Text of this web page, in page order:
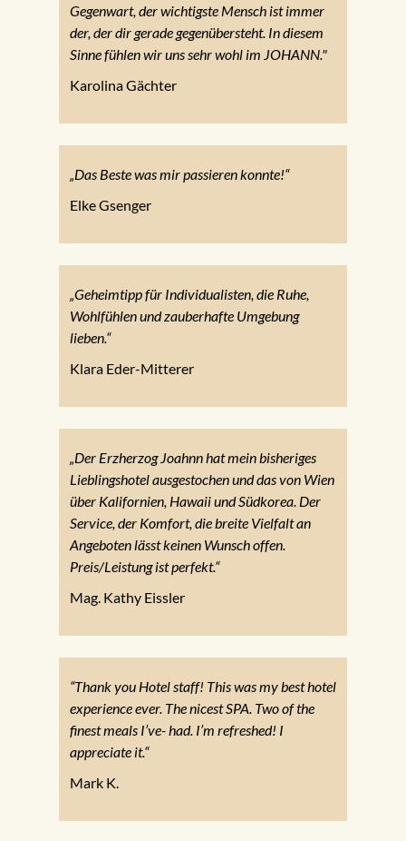
Gegenwart, der wichtigste Mensch ist immer
der, der dir gerade gegenübersteht. In diesem
Sinne fühlen wir uns sehr wohl im JOHANN."
Karolina Gächter
„Das Beste was mir passieren konnte!“
Elke Gsenger
„Geheimtipp für Individualisten, die Ruhe,
Wohlfühlen und zauberhafte Umgebung
lieben.“
Klara Eder-Mitterer
„Der Erzherzog Joahnn hat mein bisheriges
Lieblingshotel ausgestochen und das von Wien
über Kalifornien, Hawaii und Südkorea. Der
Service, der Komfort, die breite Vielfalt an
Angeboten lässt keinen Wunsch offen.
Preis/Leistung ist perfekt.“
Mag. Kathy Eissler
“Thank you Hotel staff! This was my best hotel
experience ever. The nicest SPA. Two of the
finest meals I’ve- had. I’m refreshed! I
appreciate it.“
Mark K.